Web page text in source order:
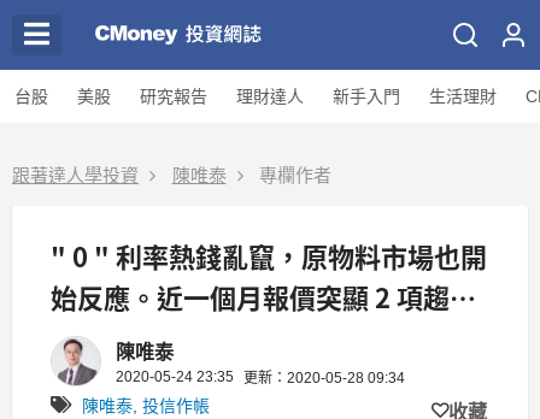
台股 美股 研究報告 理財達人 新手入門 生活理財
跟著達人學投資 陳唯泰 專欄作者
" 0 " 利率熱錢亂竄，原物料市場也開
始反應。近一個月報價突顯 2 項趨
勢...
陳唯泰
2020-05-24 23:35 更新：2020-05-28 09:34
陳唯泰 投信作帳 收藏